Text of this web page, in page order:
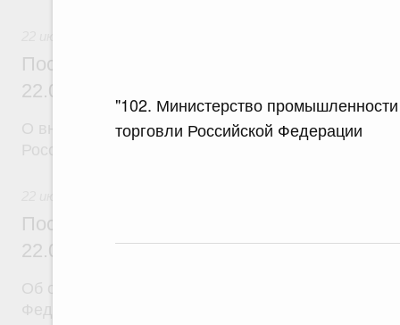
"102. Министерство
торговли Российской Федерации
Постановление Правительства
22.07.2026 г. № 925
О внесении изменений в некоторые акты
Постановление Правительства
22.07.2026 г. № 922